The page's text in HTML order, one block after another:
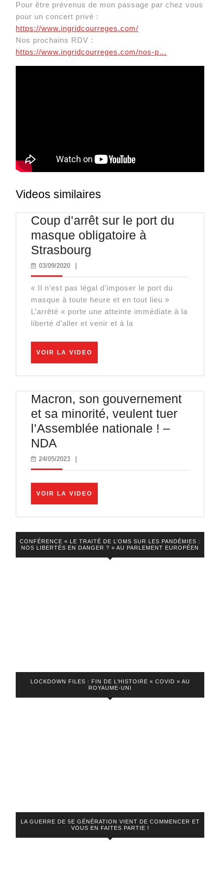
Pour être prévenus de mon passage par chez vous
pour un concert privé :
https://www.ingridcourreges.com/
Nos prochains RDV :
https://www.ingridcourreges.com/nos-p…
Videos similaires
Coup d’arrêt sur le port du
masque obligatoire à
Strasbourg
sur
le
port
du
obligatoire
à
03/09/202003/09/2020
« Il n’est pas légal d’imposer le port du
masque à toute heure et en tout lieu »
L’arrêté « porte une atteinte immédiate à la
liberté d’aller et venir et à la
VOIR LA VIDEO
Macron, son gouvernement
et sa minorité, veulent tuer
l’Assemblée nationale ! –
NDA
son
gouvernement
et
sa
minorité,
veulent
tuer
l’Assemblée
24/05/202324/05/2023
VOIR LA VIDEO
CONFÉRENCE « LE TRAITÉ DE L’OMS SUR LES PANDÉMIES :
NOS LIBERTÉS EN DANGER ? » AU PARLEMENT EUROPÉEN
LOCKDOWN FILES : FIN DE L’HISTOIRE « COVID » AU
ROYAUME-UNI
LA GUERRE DE 5E GÉNÉRATION VIENT DE COMMENCER ET
VOUS EN FAITES PARTIE !